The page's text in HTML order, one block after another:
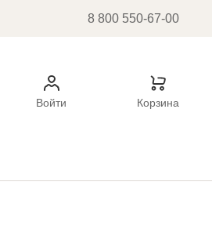
8 800 550-67-00
Войти Корзина